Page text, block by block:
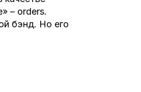
– orders.
бэнд. Но его